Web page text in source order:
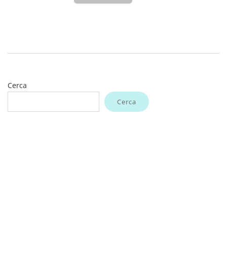
Cerca
Cerca